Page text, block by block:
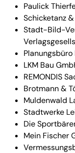
Paulick
Schicketanz
Stadt-Bild-
Planungsbüro
LKM Bau
REMONDIS
Brotmann &
Muldenwald
Stadtwerke
Die
Mein Fischer